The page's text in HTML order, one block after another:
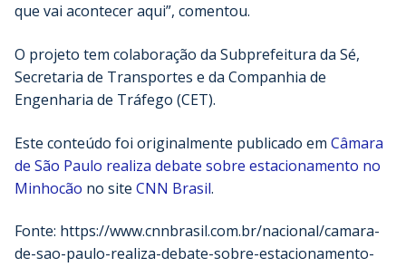
que vai acontecer aqui”, comentou.
O projeto tem colaboração da Subprefeitura da Sé,
Secretaria de Transportes e da Companhia de
Engenharia de Tráfego (CET).
Este conteúdo foi originalmente publicado em Câmara
de São Paulo realiza debate sobre estacionamento no
Minhocão no site CNN Brasil.
Fonte: https://www.cnnbrasil.com.br/nacional/camara-
de-sao-paulo-realiza-debate-sobre-estacionamento-